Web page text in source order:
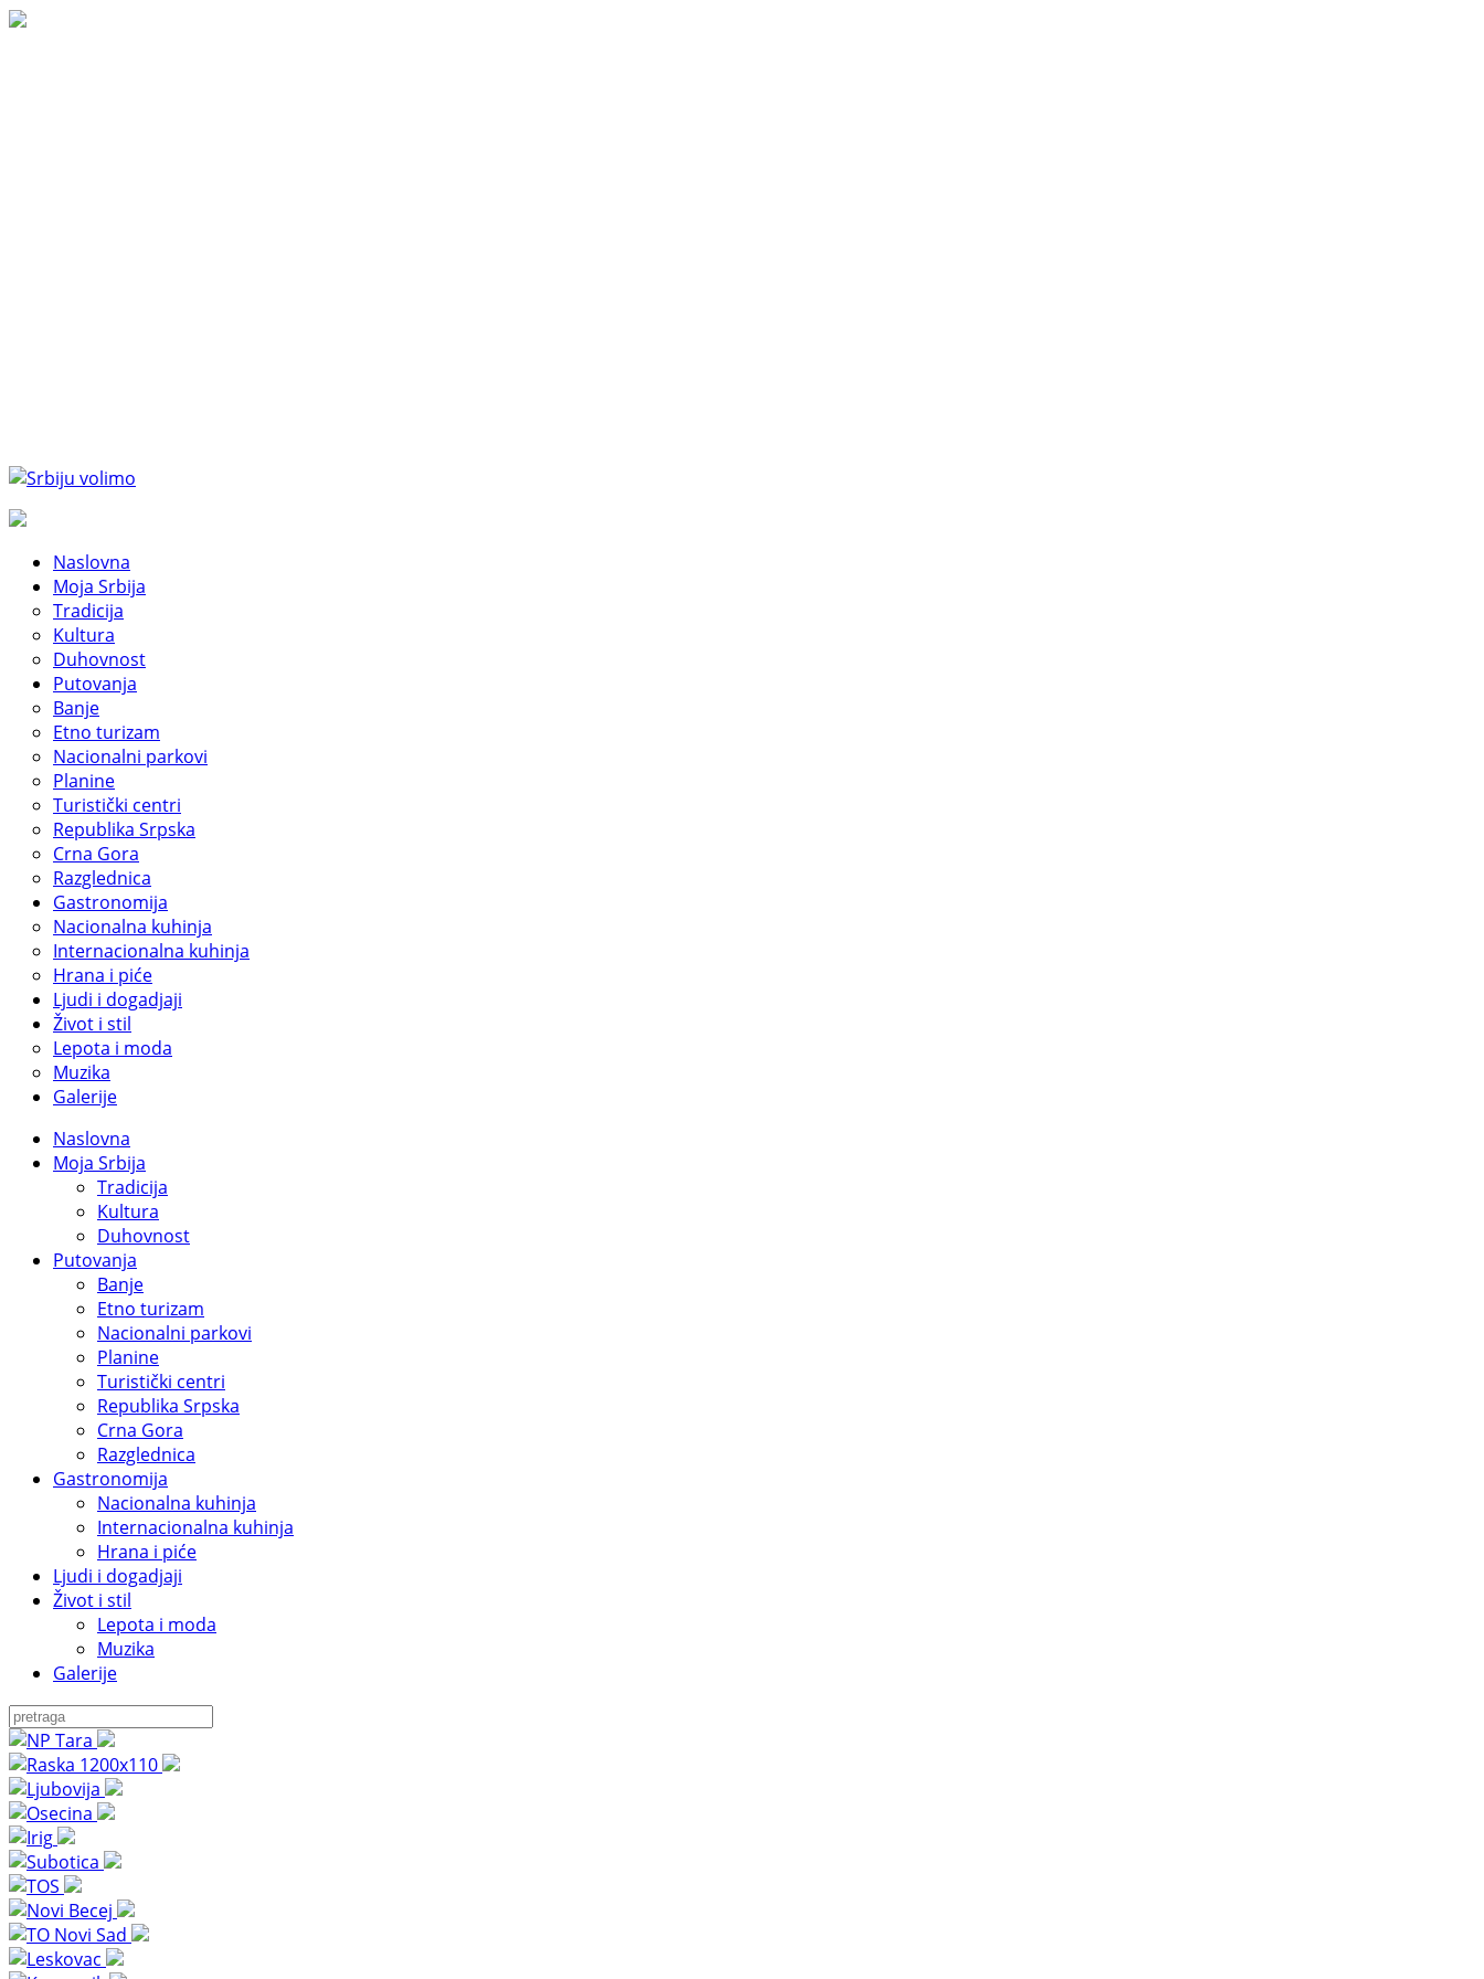
Naslovna
Moja Srbija
Tradicija
Kultura
Duhovnost
Putovanja
Banje
Etno turizam
Nacionalni parkovi
Planine
Turistički centri
Republika Srpska
Crna Gora
Razglednica
Gastronomija
Nacionalna kuhinja
Internacionalna kuhinja
Hrana i piće
Ljudi i dogadjaji
Život i stil
Lepota i moda
Muzika
Galerije
Naslovna
Moja Srbija
Tradicija
Kultura
Duhovnost
Putovanja
Banje
Etno turizam
Nacionalni parkovi
Planine
Turistički centri
Republika Srpska
Crna Gora
Razglednica
Gastronomija
Nacionalna kuhinja
Internacionalna kuhinja
Hrana i piće
Ljudi i dogadjaji
Život i stil
Lepota i moda
Muzika
Galerije